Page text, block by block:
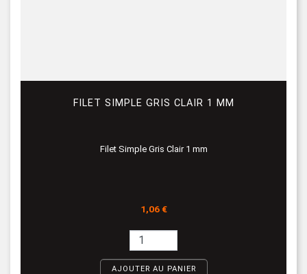
FILET SIMPLE GRIS CLAIR 1 MM
Filet Simple Gris Clair 1 mm
Prix
1,06 €
AJOUTER AU PANIER